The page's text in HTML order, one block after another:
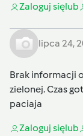
Zaloguj sięlub
lipca 24,
Brak informacji
zielonej. Czas
paciaja
Zaloguj sięlub